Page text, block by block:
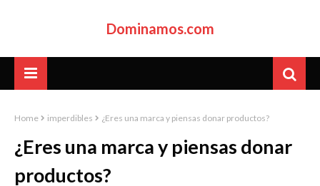
Dominamos.com
Home imperdibles ¿Eres una marca y piensas donar productos?
¿Eres una marca y piensas donar
productos?